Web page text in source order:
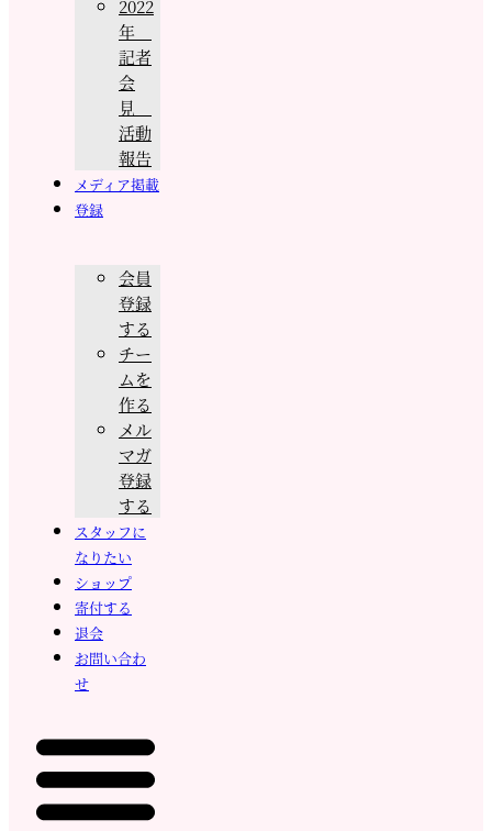
2022
年
記者
会
見
活動
報告
メディア掲載
登録
会員
登録
する
チー
ムを
作る
メル
マガ
登録
する
スタッフに
なりたい
ショップ
寄付する
退会
お問い合わ
せ